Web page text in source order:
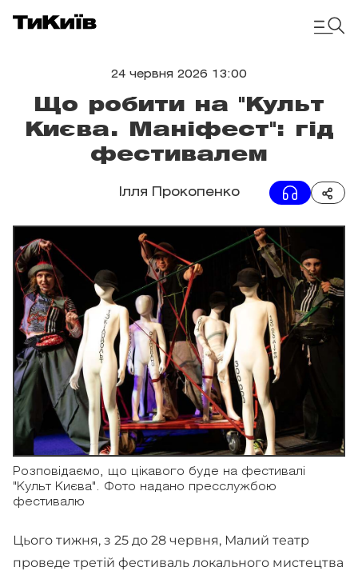
24 червня 2026 13:00
Що робити на "Культ
Києва. Маніфест": гід
фестивалем
Ілля Прокопенко
Розповідаємо, що цікавого буде на фестивалі
"Культ Києва". Фото надано пресслужбою
фестивалю
Цього тижня, з 25 до 28 червня, Малий театр
проведе третій фестиваль локального мистецтва